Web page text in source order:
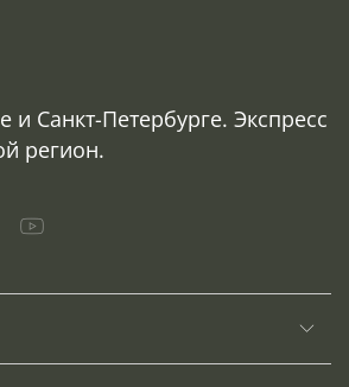
и Санкт-Петербурге. Экспресс
регион.